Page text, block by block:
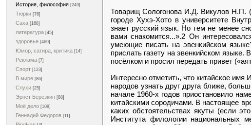
История, философия [249]
Тюрки [76]
Саха [168]
литература [45]
здоровье [469]
Юмор, сатира, критика [14]
Реклама [7]
Спорт [123]
В мире [86]
Слухи [25]
Эрнст Березкин [88]
Моё дело [109]
Геннадий Федоров [11]
Товарищ Сологонова И.Д. Викулов Н.П.
городе Хухэ-Хото в университете
знает русский язык. Но тем не менее
вами снакомится...».2 Он
умеющие писать на эвенкийском
прислать газету на эвенкийском
посёлком и просил передать привет
Интересно отметить, что китайское
народов узнать друг друга ближе,
начале 1960-х годов приостановило
китайскими сородичами. В настоящее
каких обстоятельствах якуты (если
Института филологии национальных